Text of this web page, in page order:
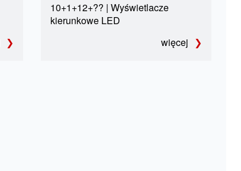
10+1+12+?‍? | Wyświetlacze
kierunkowe LED
więcej